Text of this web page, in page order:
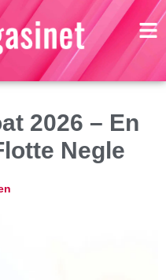
2026 – En
Negle